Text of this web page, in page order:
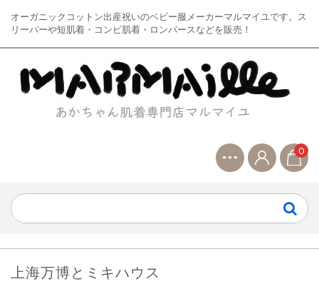
オーガニックコットン出産祝いのベビー服メーカーマルマイユです。ス
リーパーや短肌着・コンビ肌着・ロンパースなどを販売！
0
上海万博とミキハウス